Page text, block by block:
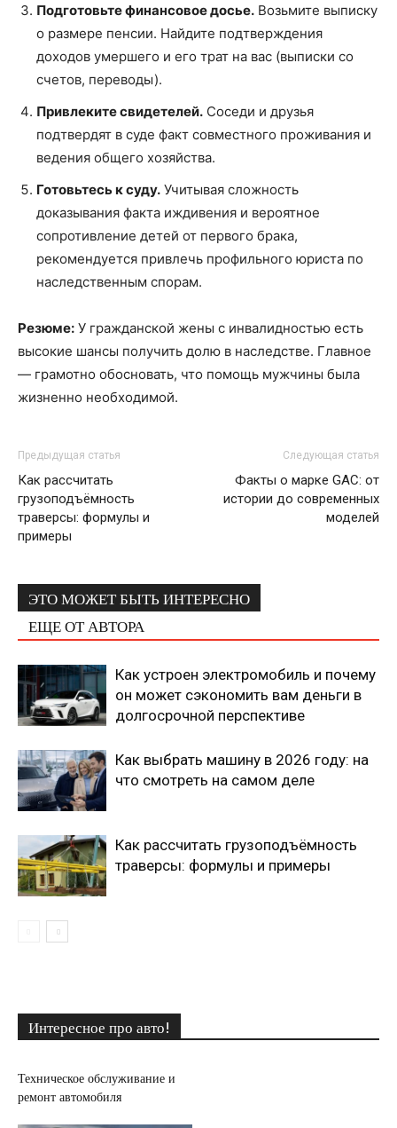
Подготовьте финансовое досье. Возьмите выписку
о размере пенсии. Найдите подтверждения
доходов умершего и его трат на вас (выписки со
счетов, переводы).
Привлеките свидетелей. Соседи и друзья
подтвердят в суде факт совместного проживания и
ведения общего хозяйства.
Готовьтесь к суду. Учитывая сложность
доказывания факта иждивения и вероятное
сопротивление детей от первого брака,
рекомендуется привлечь профильного юриста по
наследственным спорам.
Резюме: У гражданской жены с инвалидностью есть
высокие шансы получить долю в наследстве. Главное
— грамотно обосновать, что помощь мужчины была
жизненно необходимой.
Предыдущая статья
Как рассчитать
грузоподъёмность
траверсы: формулы и
примеры
Следующая статья
Факты о марке GAC: от
истории до современных
моделей
ЭТО МОЖЕТ БЫТЬ ИНТЕРЕСНО
ЕЩЕ ОТ АВТОРА
Как устроен электромобиль и почему
он может сэкономить вам деньги в
долгосрочной перспективе
Как выбрать машину в 2026 году: на
что смотреть на самом деле
Как рассчитать грузоподъёмность
траверсы: формулы и примеры
Интересное про авто!
Техническое обслуживание и
ремонт автомобиля